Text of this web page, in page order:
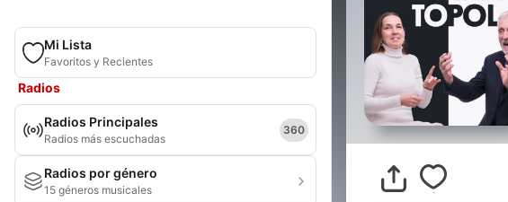
Mi Lista
Favoritos y Recientes
Radios
Radios Principales
Radios más escuchadas
360
Radios por género
15 géneros musicales